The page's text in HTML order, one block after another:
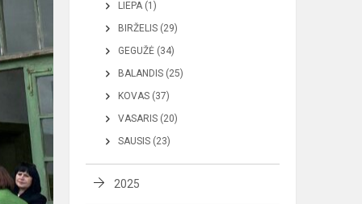
LIEPA (1)
BIRŽELIS (29)
GEGUŽĖ (34)
BALANDIS (25)
KOVAS (37)
VASARIS (20)
SAUSIS (23)
2025